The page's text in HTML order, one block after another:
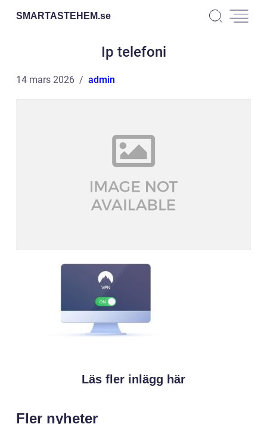
SMARTASTEHEM.se
Ip telefoni
14 mars 2026 admin
Läs fler inlägg här
Fler nyheter